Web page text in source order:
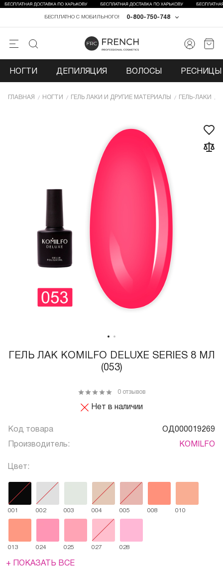
0-800-750-748
БЕСПЛАТНО С МОБИЛЬНОГО!
НОГТИ ДЕПИЛЯЦИЯ ВОЛОСЫ РЕСНИЦЫ
ГЛАВНАЯ НОГТИ ГЕЛЬ ЛАКИ И ДРУГИЕ МАТЕРИАЛЫ ГЕЛЬ-ЛАКИ
ГЕЛЬ ЛАК KOMILFO DELUXE SERIES 8 МЛ
(053)
Нет в наличии
0 отзывов
Код товара ОД000019269
Производитель: KOMILFO
Цвет:
001 002 003 004 005 008 010
013 024 025 027 028
+ ПОКАЗАТЬ ВСЕ